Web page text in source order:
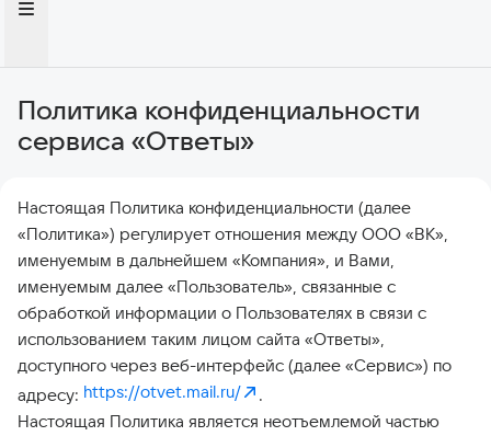
Политика конфиденциальности
сервиса «Ответы»
Настоящая Политика конфиденциальности (далее
«Политика») регулирует отношения между ООО «ВК»,
именуемым в дальнейшем «Компания», и Вами,
именуемым далее «Пользователь», связанные с
обработкой информации о Пользователях в связи с
использованием таким лицом сайта «Ответы»,
доступного через веб-интерфейс (далее «Сервис») по
адресу: https://otvet.mail.ru/
.
Настоящая Политика является неотъемлемой частью